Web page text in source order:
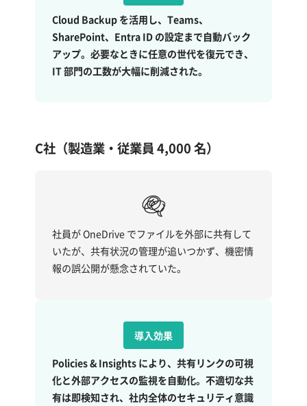
Cloud Backup を活用し、Teams、
SharePoint、Entra ID の設定まで自動バック
アップ。必要なときに任意の世代を復元でき、
IT 部門の工数が大幅に削減された。
C社（製造業・従業員 4,000 名）
社員が OneDrive でファイルを外部に共有して
いたが、共有状況の管理が追いつかず、機密情
報の誤公開が懸念されていた。
導入効果
Policies & Insights により、共有リンクの可視
化と外部アクセスの監視を自動化。不適切な共
有は即検知され、社内全体のセキュリティ意識